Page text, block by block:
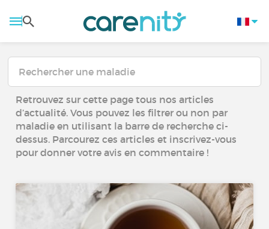
Retrouvez sur cette page tous nos articles
d’actualité. Vous pouvez les filtrer ou non par
maladie en utilisant la barre de recherche ci-
dessus. Parcourez ces articles et inscrivez-vous
pour donner votre avis en commentaire !